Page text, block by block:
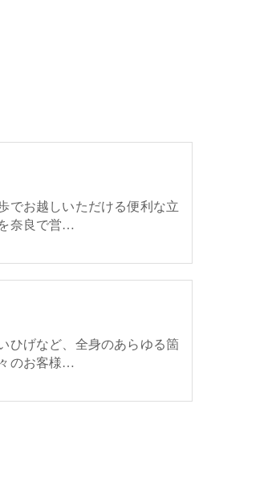
でお越しいただける便利な立
奈良で営…
ひげなど、全身のあらゆる箇
のお客様…